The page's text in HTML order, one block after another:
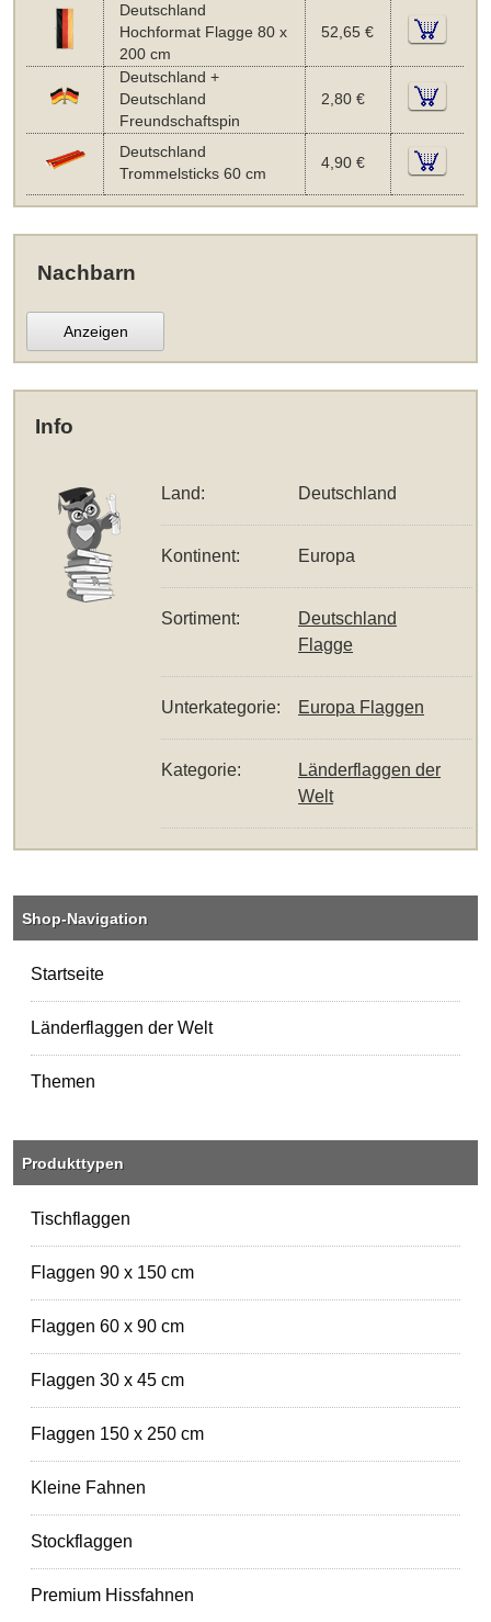
Deutschland
Hochformat Flagge 80 x
200 cm
52,65 €
Deutschland +
Deutschland
Freundschaftspin
2,80 €
Deutschland
Trommelsticks 60 cm
4,90 €
Nachbarn
Anzeigen
Info
Land: Deutschland
Kontinent: Europa
Sortiment:
Deutschland
Flagge
Unterkategorie: Europa Flaggen
Kategorie:
Länderflaggen der
Welt
Shop-Navigation
Startseite
Länderflaggen der Welt
Themen
Produkttypen
Tischflaggen
Flaggen 90 x 150 cm
Flaggen 60 x 90 cm
Flaggen 30 x 45 cm
Flaggen 150 x 250 cm
Kleine Fahnen
Stockflaggen
Premium Hissfahnen